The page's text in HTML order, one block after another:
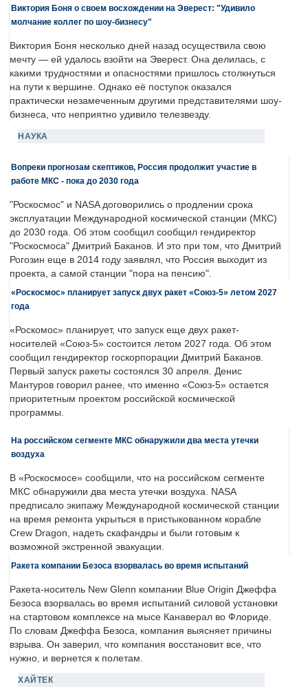
Виктория Боня о своем восхождении на Эверест: "Удивило
молчание коллег по шоу-бизнесу"
Виктория Боня несколько дней назад осуществила свою
мечту — ей удалось взойти на Эверест. Она делилась, с
какими трудностями и опасностями пришлось столкнуться
на пути к вершине. Однако её поступок оказался
практически незамеченным другими представителями шоу-
бизнеса, что неприятно удивило телезвезду.
НАУКА
Вопреки прогнозам скептиков, Россия продолжит участие в
работе МКС - пока до 2030 года
"Роскосмос" и NASA договорились о продлении срока
эксплуатации Международной космической станции (МКС)
до 2030 года. Об этом сообщил сообщил гендиректор
"Роскосмоса" Дмитрий Баканов. И это при том, что Дмитрий
Рогозин еще в 2014 году заявлял, что Россия выходит из
проекта, а самой станции "пора на пенсию".
«Роскосмос» планирует запуск двух ракет «Союз-5» летом 2027
года
«Роскомос» планирует, что запуск еще двух ракет-
носителей «Союз-5» состоится летом 2027 года. Об этом
сообщил гендиректор госкорпорации Дмитрий Баканов.
Первый запуск ракеты состоялся 30 апреля. Денис
Мантуров говорил ранее, что именно «Союз-5» остается
приоритетным проектом российской космической
программы.
На российском сегменте МКС обнаружили два места утечки
воздуха
В «Роскосмосе» сообщили, что на российском сегменте
МКС обнаружили два места утечки воздуха. NASA
предписало экипажу Международной космической станции
на время ремонта укрыться в пристыкованном корабле
Crew Dragon, надеть скафандры и были готовым к
возможной экстренной эвакуации.
Ракета компании Безоса взорвалась во время испытаний
Ракета-носитель New Glenn компании Blue Origin Джеффа
Безоса взорвалась во время испытаний силовой установки
на стартовом комплексе на мысе Канаверал во Флориде.
По словам Джеффа Безоса, компания выясняет причины
взрыва. Он заверил, что компания восстановит все, что
нужно, и вернется к полетам.
ХАЙТЕК